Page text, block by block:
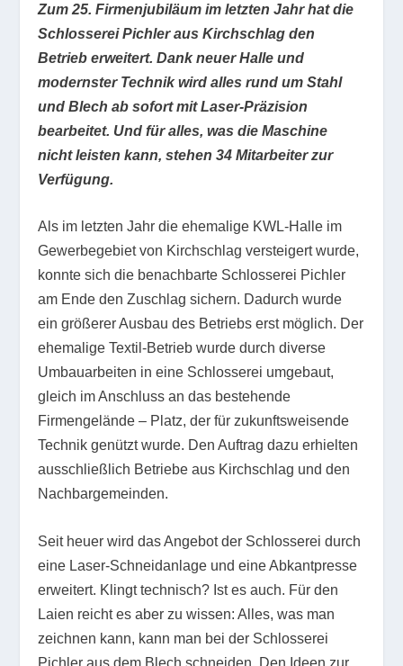
Zum 25. Firmenjubiläum im letzten Jahr hat die
Schlosserei Pichler aus Kirchschlag den
Betrieb erweitert. Dank neuer Halle und
modernster Technik wird alles rund um Stahl
und Blech ab sofort mit Laser-Präzision
bearbeitet. Und für alles, was die Maschine
nicht leisten kann, stehen 34 Mitarbeiter zur
Verfügung.
Als im letzten Jahr die ehemalige KWL-Halle im
Gewerbegebiet von Kirchschlag versteigert wurde,
konnte sich die benachbarte Schlosserei Pichler
am Ende den Zuschlag sichern. Dadurch wurde
ein größerer Ausbau des Betriebs erst möglich. Der
ehemalige Textil-Betrieb wurde durch diverse
Umbauarbeiten in eine Schlosserei umgebaut,
gleich im Anschluss an das bestehende
Firmengelände – Platz, der für zukunftsweisende
Technik genützt wurde. Den Auftrag dazu erhielten
ausschließlich Betriebe aus Kirchschlag und den
Nachbargemeinden.
Seit heuer wird das Angebot der Schlosserei durch
eine Laser-Schneidanlage und eine Abkantpresse
erweitert. Klingt technisch? Ist es auch. Für den
Laien reicht es aber zu wissen: Alles, was man
zeichnen kann, kann man bei der Schlosserei
Pichler aus dem Blech schneiden. Den Ideen zur